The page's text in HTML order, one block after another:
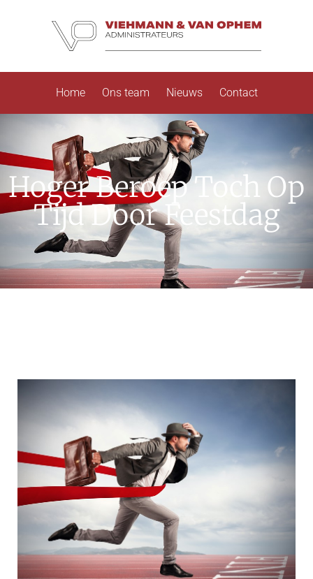
Home Ons team Nieuws Contact
Hoger Beroep Toch Op
Tijd Door Feestdag